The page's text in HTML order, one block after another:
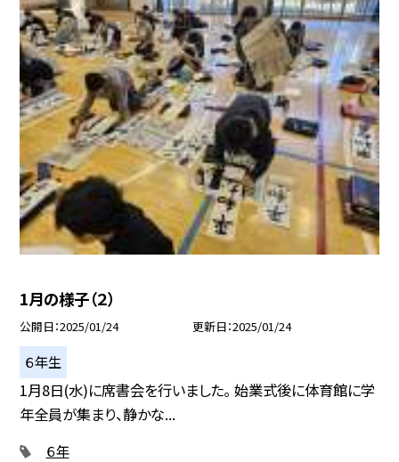
1月の様子（２）
公開日 2025/01/24 更新日 2025/01/24
６年生
1月8日(水)に席書会を行いました。 始業式後に体育館に学
年全員が集まり、静かな...
６年